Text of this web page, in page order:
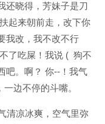
还晓得，芳妹子是刀
起来朝前走，改下你
我改，我不改不行
了吃屎！我说 ( 狗不
吧。啊？ 你--！我气
边不停的斗嘴。
清凉冰爽，空气里弥